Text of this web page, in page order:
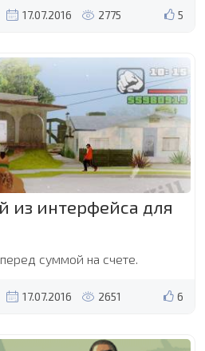
5
17.07.2016 2775
из интерфейса для
суммой на счете.
6
17.07.2016 2651